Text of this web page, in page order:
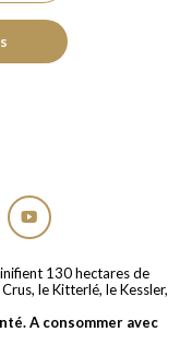
130 hectares de
le Kitterlé, le Kessler,
A consommer avec